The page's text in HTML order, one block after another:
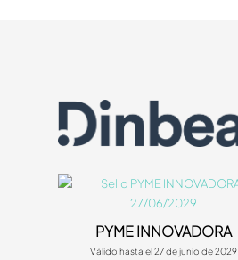
PYME INNOVADORA
Válido hasta el 27 de junio de 2029